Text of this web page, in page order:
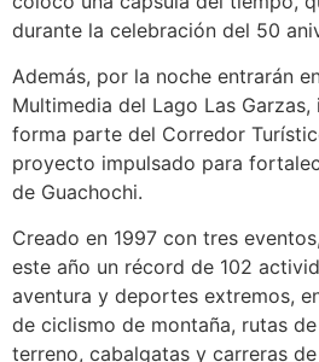
durante la celebración del 50
Además, por la noche entrarán
Multimedia del Lago Las
forma parte del Corredor
proyecto impulsado para
de Guachochi.
Creado en 1997 con tres
este año un récord de 102
aventura y deportes extremos,
de ciclismo de montaña, rutas
terreno, cabalgatas y carreras